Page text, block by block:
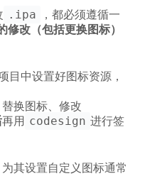
.ipa
，都必须遵循一
修改（包括更换图标）
目中设置好图标资源，
替换图标、修改
再用 codesign 进行签
其设置自定义图标通常